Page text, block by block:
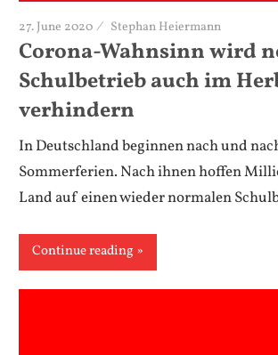
27. June 2020 Stephan Heiermann
Corona-Wahnsinn wird
Schulbetrieb auch im
verhindern
In Deutschland beginnen nach und
Sommerferien. Nach ihnen hoffen
Land auf einen wieder normalen
Continue reading